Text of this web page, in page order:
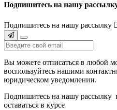
Подпишитесь на нашу
Подпишитесь на нашу рассылку 
Вы можете отписаться в любой
воспользуйтесь нашими
юридическом уведомлении.
Подпишитесь на нашу рассылку
оставаться в курсе